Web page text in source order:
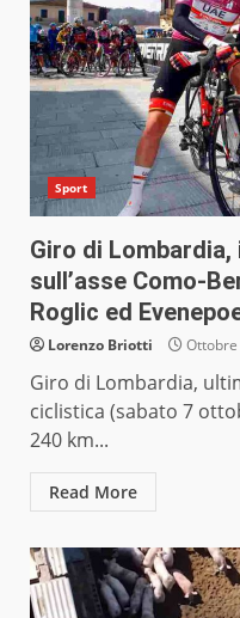
Sport
Giro di Lombardia,
sull’asse Como-
Roglic ed
Lorenzo Briotti Ottobre
Giro di Lombardia,
ciclistica (sabato 7
240 km...
Read More